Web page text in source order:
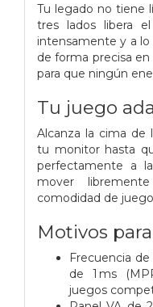
Tu legado no tiene
tres lados libera
intensamente y a lo
de forma precisa
para que ningún
Tu juego
Alcanza la cima de
tu monitor hasta
perfectamente a
mover
comodidad de
Motivos
Frecuencia
de 1 ms
juegos